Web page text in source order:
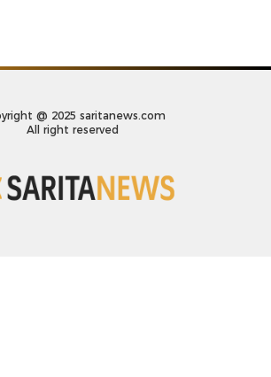
@ 2025 saritanews.com
All right reserved